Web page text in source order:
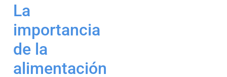
La
importancia
de la
alimentación